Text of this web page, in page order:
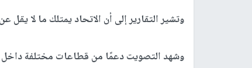
وتشير التقارير إلى أن الاتحاد يمتلك ما لا يقل عن 400 ألف دولار أمريكي في هذه الاستثمارات.
وشهد التصويت دعمًا من قطاعات مختلفة داخل